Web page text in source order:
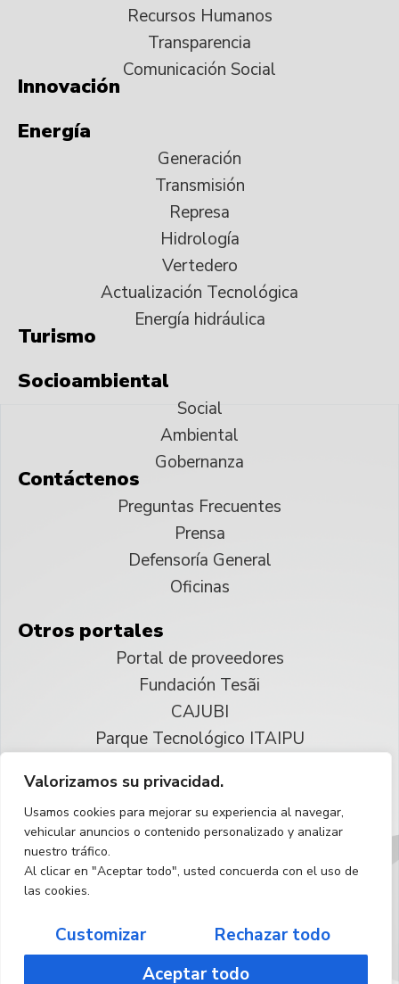
Valorizamos su privacidad.
Usamos cookies para mejorar su experiencia al navegar,
vehicular anuncios o contenido personalizado y analizar
nuestro tráfico.
Al clicar en "Aceptar todo", usted concuerda con el uso de
las cookies.
Customizar
Rechazar todo
Aceptar todo
Recursos Humanos
Transparencia
Comunicación Social
Innovación
Energía
Generación
Transmisión
Represa
Hidrología
Vertedero
Actualización Tecnológica
Energía hidráulica
Turismo
Socioambiental
Social
Ambiental
Gobernanza
Contáctenos
Preguntas Frecuentes
Prensa
Defensoría General
Oficinas
Otros portales
Portal de proveedores
Fundación Tesãi
CAJUBI
Parque Tecnológico ITAIPU
Reservados todos los derechos
Español